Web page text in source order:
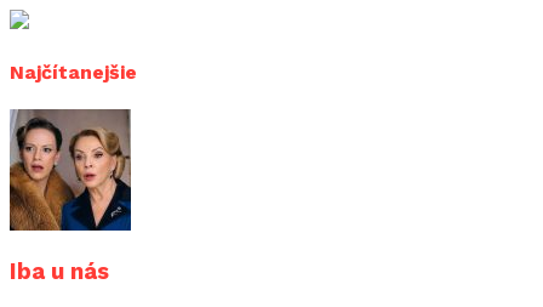
Najčítanejšie
Iba u nás